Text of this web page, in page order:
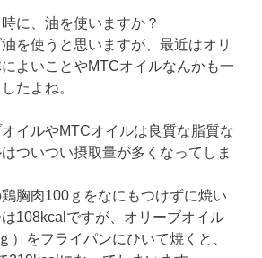
に、油を使いますか？
を使うと思いますが、最近はオリ
よいことやMTCオイルなんかも一
たよね。
イルやMTCオイルは良質な脂質な
ついつい摂取量が多くなってしま
胸肉100ｇをなにもつけずに焼い
108kcalですが、オリーブオイル
）をフライパンにひいて焼くと、